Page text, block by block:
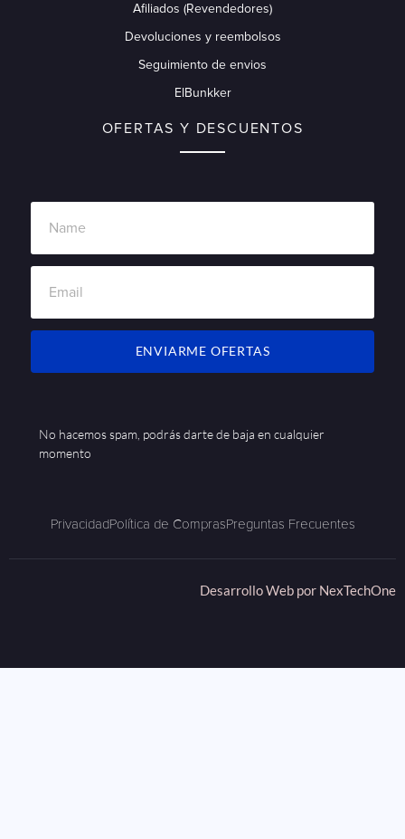
Afiliados (Revendedores)
Devoluciones y reembolsos
Seguimiento de envios
ElBunkker
OFERTAS Y DESCUENTOS
ENVIARME OFERTAS
No hacemos spam, podrás darte de baja en cualquier
momento
PrivacidadPolítica de ComprasPreguntas Frecuentes
Desarrollo Web por NexTechOne